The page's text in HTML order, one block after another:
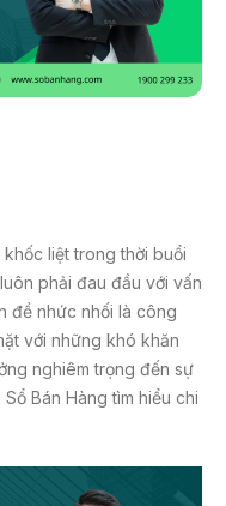
liệt trong thời buổi
phải đau đầu với vấn
đề nhức nhối là công
với những khó khăn
nghiêm trọng đến sự
Bán Hàng tìm hiểu chi